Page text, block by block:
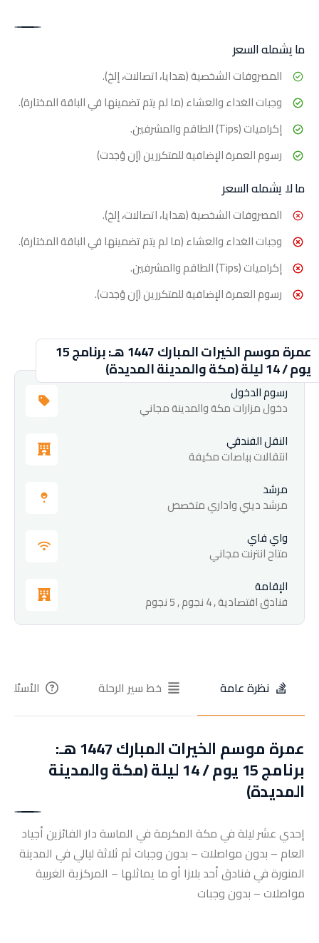
ما يشمله السعر
المصروفات الشخصية (هدايا، اتصالات، إلخ).
وجبات الغداء والعشاء (ما لم يتم تضمينها في الباقة المختارة).
إكراميات (Tips) الطاقم والمشرفين.
رسوم العمرة الإضافية للمتكررين (إن وُجدت)
ما لا يشمله السعر
المصروفات الشخصية (هدايا، اتصالات، إلخ).
وجبات الغداء والعشاء (ما لم يتم تضمينها في الباقة المختارة).
إكراميات (Tips) الطاقم والمشرفين.
رسوم العمرة الإضافية للمتكررين (إن وُجدت).
عمرة موسم الخيرات المبارك 1447 هـ: برنامج 15
يوم / 14 ليلة (مكة والمدينة المديدة)
رسوم الدخول
دخول مزارات مكة والمدينة مجاني
النقل الفندقي
انتقالات بباصات مكيفة
مرشد
مرشد ديني واداري متخصص
واي فاي
متاح انترنت مجاني
الإقامة
فنادق اقتصادية , 4 نجوم , 5 نجوم
نظرة عامة خط سير الرحلة الأسئلة
عمرة موسم الخيرات المبارك 1447 هـ:
برنامج 15 يوم / 14 ليلة (مكة والمدينة
المديدة)
إحدي عشر ليلة في مكة المكرمة في الماسة دار الفائزين أجياد
العام – بدون مواصلات – بدون وجبات ثم ثلاثة ليالي في المدينة
المنورة في فنادق أحد بلازا أو ما يماثلها – المركزية الغربية
مواصلات – بدون وجبات